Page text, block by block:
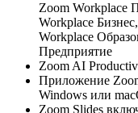
Zoom Workplace
Workplace
Workplace
Предприятие
Zoom AI
Приложение
Windows или
Zoom Slides